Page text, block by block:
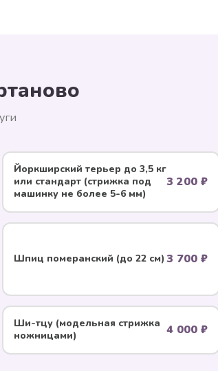
Йоркширский терьер до 3,5 кг
или стандарт (стрижка под
машинку не более 5-6 мм)
3 200 ₽
Шпиц померанский (до 22 см) 3 700 ₽
Ши-тцу (модельная стрижка
ножницами)
4 000 ₽